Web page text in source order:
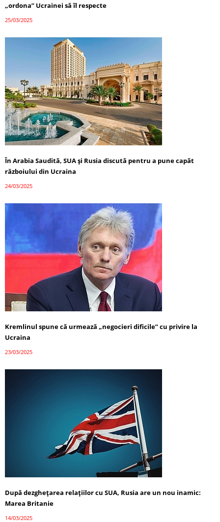
„ordona” Ucrainei să îl respecte
25/03/2025
În Arabia Saudită, SUA și Rusia discută pentru a pune capăt
războiului din Ucraina
24/03/2025
Kremlinul spune că urmează „negocieri dificile” cu privire la
Ucraina
23/03/2025
După dezghețarea relațiilor cu SUA, Rusia are un nou inamic:
Marea Britanie
14/03/2025